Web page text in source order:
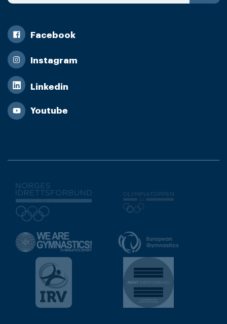
Facebook
Instagram
Linkedin
Youtube